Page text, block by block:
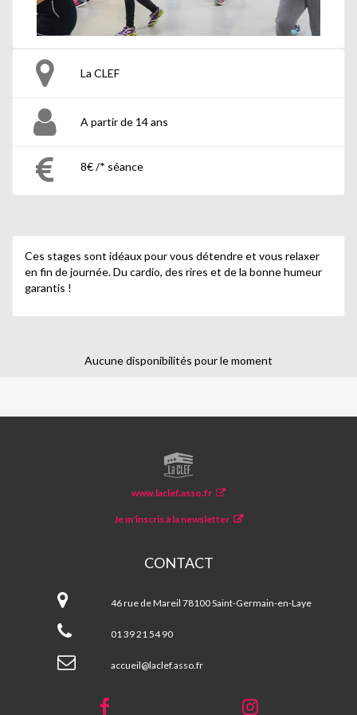
La CLEF
A partir de 14 ans
8€ /* séance
Ces stages sont idéaux pour vous détendre et vous relaxer
en fin de journée. Du cardio, des rires et de la bonne humeur
garantis !
Aucune disponibilités pour le moment
LA
CLEF
www.laclef.asso.fr
Je m'inscris à la newsletter
CONTACT
CLEF
46 rue de Mareil 78100 Saint-Germain-en-Laye
01 39 21 54 90
accueil@laclef.asso.fr